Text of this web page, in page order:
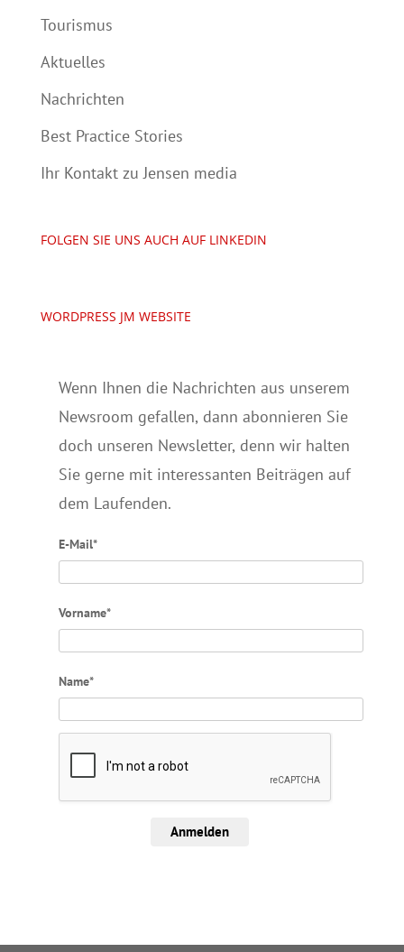
Tourismus
Aktuelles
Nachrichten
Best Practice Stories
Ihr Kontakt zu Jensen media
FOLGEN SIE UNS AUCH AUF LINKEDIN
WORDPRESS JM WEBSITE
Wenn Ihnen die Nachrichten aus unserem
Newsroom gefallen, dann abonnieren Sie
doch unseren Newsletter, denn wir halten
Sie gerne mit interessanten Beiträgen auf
dem Laufenden.
E-Mail*
Vorname*
Name*
Anmelden